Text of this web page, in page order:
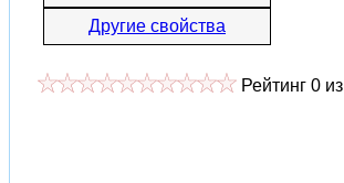
Другие свойства
Рейтинг 0 из